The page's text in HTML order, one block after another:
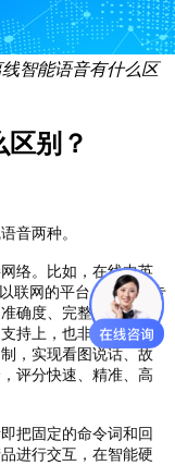
智能语音有什么区
别？
音两种。
络。
比如，在线中英
联网的平台上，实现专
确度、完整度、流利
持上，也非常广泛，
，实现看图说话、故
评分快速、精准、高
把固定的命令词和回
进行交互，在智能硬